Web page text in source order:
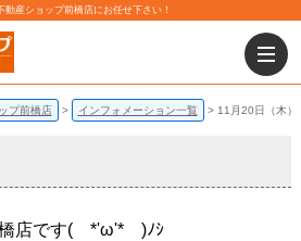
産ショップ前橋店にお任せ下さい！
プ前橋店 インフォメーション一覧 11月20日（木）
橋店です( *'ω'* )ﾉｼ